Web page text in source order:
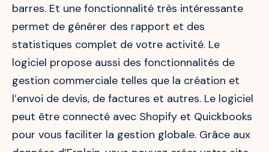
barres. Et une fonctionnalité très intéressante
permet de générer des rapport et des
statistiques complet de votre activité. Le
logiciel propose aussi des fonctionnalités de
gestion commerciale telles que la création et
l’envoi de devis, de factures et autres. Le logiciel
peut être connecté avec Shopify et Quickbooks
pour vous faciliter la gestion globale. Grâce aux